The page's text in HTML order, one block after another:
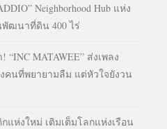
Neighborhood Hub แห่ง
ฒนาที่ดิน 400 ไร่
MATAWEE” ส่งเพลง
คนที่พยายามลืม แต่หัวใจยังวน
แห่งใหม่ เติมเต็มโลกแห่งเรือน